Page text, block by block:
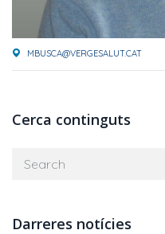
MBUSCA@VERGESALUT.CAT
Cerca continguts
Darreres notícies